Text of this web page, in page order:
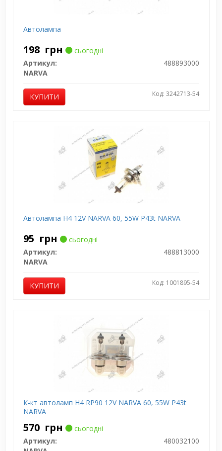
Автолампа
198 грн
сьогодні
Артикул:
488893000
NARVA
КУПИТИ Код: 3242713-54
Автолампа H4 12V NARVA 60, 55W P43t NARVA
95 грн
сьогодні
Артикул:
488813000
NARVA
КУПИТИ Код: 1001895-54
К-кт автоламп H4 RP90 12V NARVA 60, 55W P43t
NARVA
570 грн
сьогодні
Артикул:
480032100